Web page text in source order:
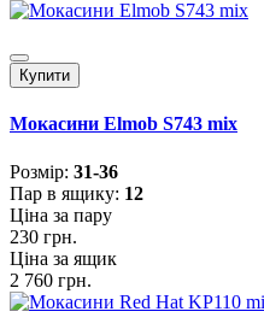
Купити
Мокасини Elmob S743 mix
Розмiр: 31-36
Пар в ящику: 12
Ціна за пару
230 грн.
Ціна за ящик
2 760 грн.